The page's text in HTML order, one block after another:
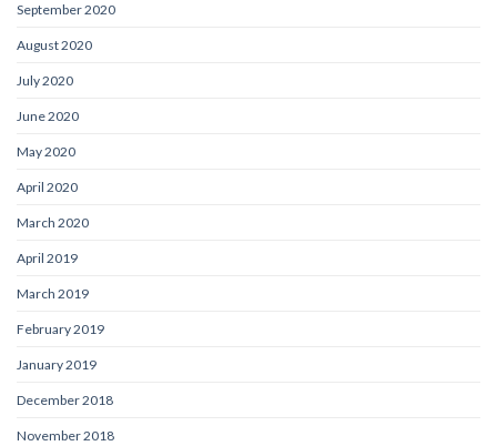
September 2020
August 2020
July 2020
June 2020
May 2020
April 2020
March 2020
April 2019
March 2019
February 2019
January 2019
December 2018
November 2018